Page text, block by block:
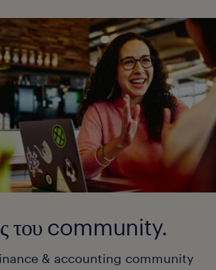
του community.
finance & accounting community